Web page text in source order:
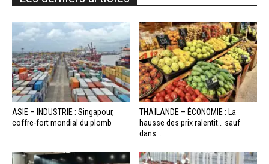
ASIE – INDUSTRIE : Singapour,
coffre-fort mondial du plomb
THAÏLANDE – ÉCONOMIE : La
hausse des prix ralentit… sauf
dans...